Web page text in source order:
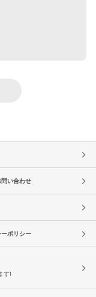
い合わせ
ーポリシー
す!